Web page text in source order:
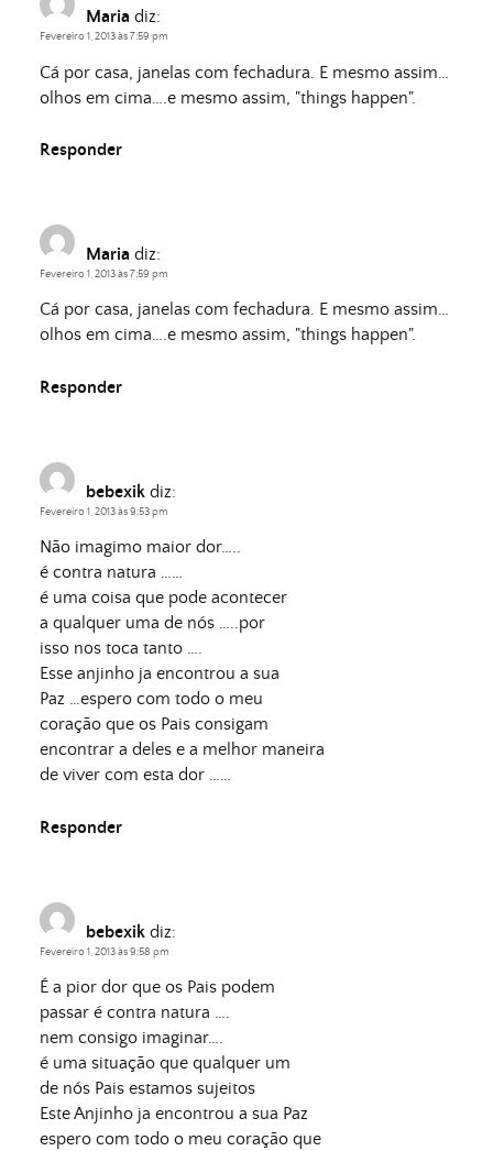
Maria diz:
Fevereiro 1, 2013 às 7:59 pm
Cá por casa, janelas com fechadura. E mesmo assim…
olhos em cima….e mesmo assim, "things happen".
Responder
Maria diz:
Fevereiro 1, 2013 às 7:59 pm
Cá por casa, janelas com fechadura. E mesmo assim…
olhos em cima….e mesmo assim, "things happen".
Responder
bebexik diz:
Fevereiro 1, 2013 às 9:53 pm
Não imagimo maior dor…..
é contra natura ……
é uma coisa que pode acontecer
a qualquer uma de nós …..por
isso nos toca tanto ….
Esse anjinho ja encontrou a sua
Paz …espero com todo o meu
coração que os Pais consigam
encontrar a deles e a melhor maneira
de viver com esta dor ……
Responder
bebexik diz:
Fevereiro 1, 2013 às 9:58 pm
É a pior dor que os Pais podem
passar é contra natura ….
nem consigo imaginar….
é uma situação que qualquer um
de nós Pais estamos sujeitos
Este Anjinho ja encontrou a sua Paz
espero com todo o meu coração que